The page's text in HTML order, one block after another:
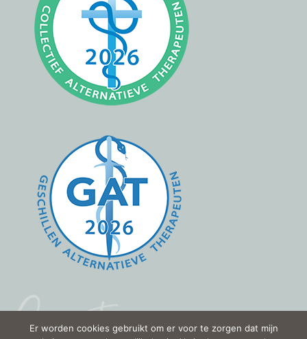
Er worden cookies gebruikt om er voor te zorgen dat mijn